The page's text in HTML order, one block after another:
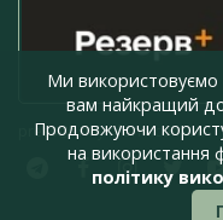
press@armyinform.com.ua
Ми
вам найкращий
Продовжуючи
на використання
політику